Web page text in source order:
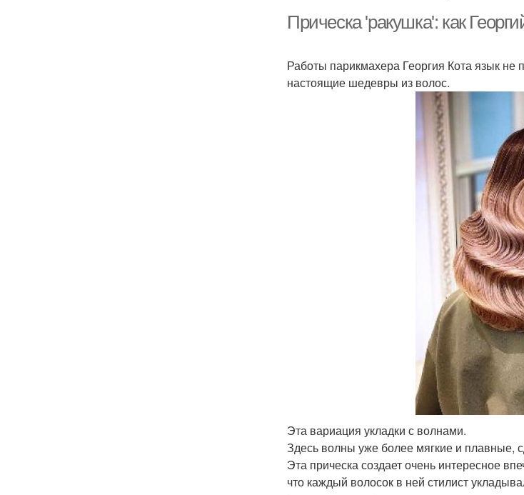
Прическа 'ракушка': как
Работы парикмахера Георгия Кота язык не
настоящие шедевры из волос.
Эта вариация укладки с волнами.
Здесь волны уже более мягкие и плавные,
Эта прическа создает очень интересное
что каждый волосок в ней стилист